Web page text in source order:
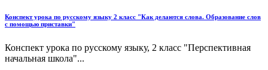
Конспект урока по русскому языку 2 класс "Как делаются слова. Образование слов
с помощью приставки"
Конспект урока по русскому языку, 2 класс "Перспективная
начальная школа"...